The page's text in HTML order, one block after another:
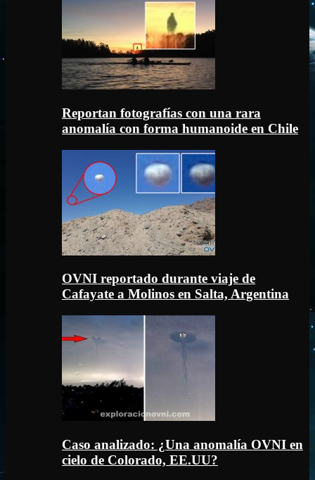
Reportan fotografías con una rara
anomalía con forma humanoide en Chile
OVNI reportado durante viaje de
Cafayate a Molinos en Salta, Argentina
Caso analizado: ¿Una anomalía OVNI en
cielo de Colorado, EE.UU?